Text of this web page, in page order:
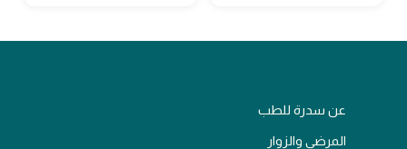
عن سدرة للطب
المرضى والزوار